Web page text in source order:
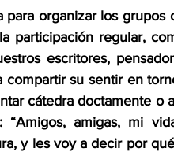
organizar los grupos
participación regular,
escritores,
compartir su sentir en
cátedra doctamente o
“Amigos, amigas, mi
y les voy a decir por